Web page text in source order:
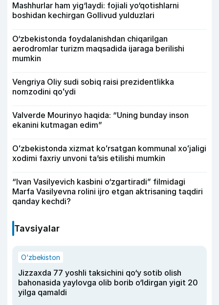
Mashhurlar ham yig‘laydi: fojiali yo‘qotishlarni
boshidan kechirgan Gollivud yulduzlari
O‘zbekistonda foydalanishdan chiqarilgan
aerodromlar turizm maqsadida ijaraga berilishi
mumkin
Vengriya Oliy sudi sobiq raisi prezidentlikka
nomzodini qoʻydi
Valverde Mourinyo haqida: “Uning bunday inson
ekanini kutmagan edim”
Oʻzbekistonda xizmat koʻrsatgan kommunal xoʻjaligi
xodimi faxriy unvoni taʼsis etilishi mumkin
“Ivan Vasilyevich kasbini o‘zgartiradi” filmidagi
Marfa Vasilyevna rolini ijro etgan aktrisaning taqdiri
qanday kechdi?
Tavsiyalar
O‘zbekiston
Jizzaxda 77 yoshli taksichini qo‘y sotib olish
bahonasida yaylovga olib borib o‘ldirgan yigit 20
yilga qamaldi